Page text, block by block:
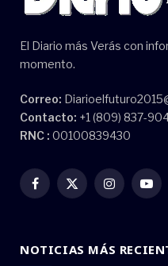
El Diario más Verás con
momento.
Correo:
Contacto: +1 (809) 837-
RNC : 00100839430
Facebook
X
Instagram
NOTICIAS MÁS